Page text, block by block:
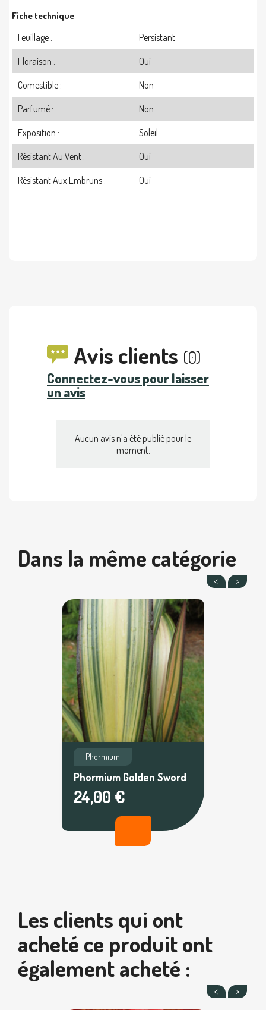
Fiche technique
Feuillage :
Persistant
Floraison :
Oui
Comestible :
Non
Parfumé :
Non
Exposition :
Soleil
Résistant Au Vent :
Oui
Résistant Aux Embruns :
Oui
Avis clients (0)
Connectez-vous pour laisser
un avis
Aucun avis n'a été publié pour le
moment.
Dans la même catégorie
Phormium
Phormium Golden Sword
24,00 €
Les clients qui ont
acheté ce produit ont
également acheté :